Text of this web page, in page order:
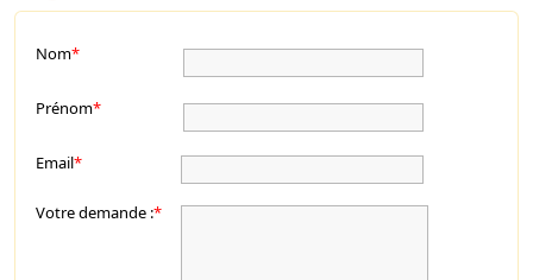
Nom*
Prénom*
Email*
Votre demande :*